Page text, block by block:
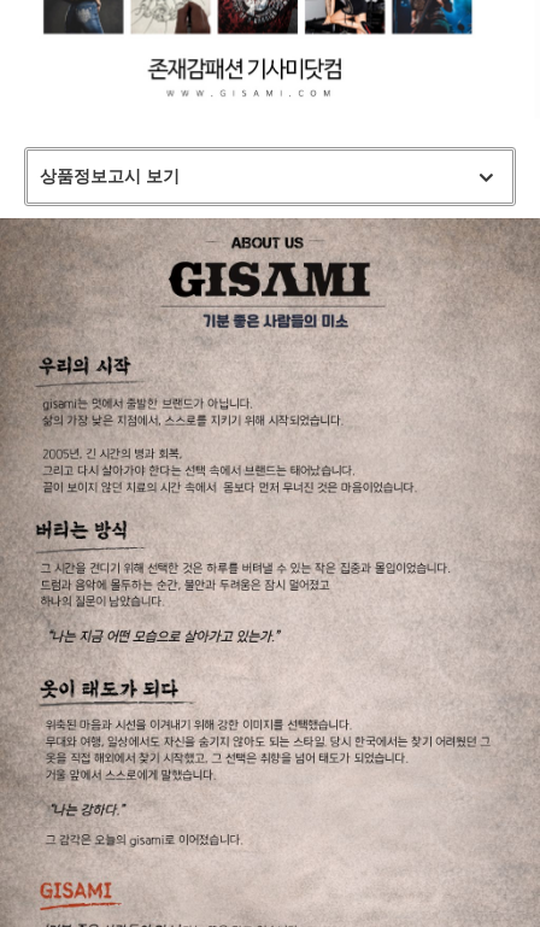
상품정보고시 보기